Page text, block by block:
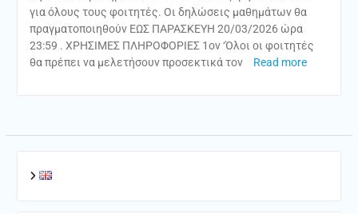
για όλους τους φοιτητές. Οι δηλώσεις μαθημάτων θα
πραγματοποιηθούν ΕΩΣ ΠΑΡΑΣΚΕΥΗ 20/03/2026 ώρα
23:59 . ΧΡΗΣΙΜΕΣ ΠΛΗΡΟΦΟΡΙΕΣ 1ον ‘Όλοι οι φοιτητές
θα πρέπει να μελετήσουν προσεκτικά τον
Read more